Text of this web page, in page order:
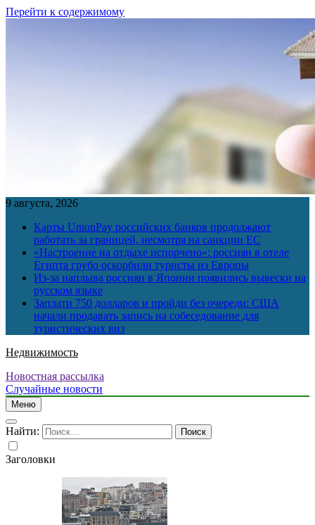
Перейти к содержимому
9 августа, 2026
Карты UnionPay российских банков продолжают
работать за границей, несмотря на санкции ЕС
«Настроение на отдыхе испорчено»: россиян в отеле
Египта грубо оскорбили туристы из Европы
Из-за наплыва россиян в Японии появились вывески на
русском языке
Заплати 750 долларов и пройди без очереди: США
начали продавать запись на собеседование для
туристических виз
Недвижимость
Новостная рассылка
Случайные новости
Меню
Найти:
Заголовки